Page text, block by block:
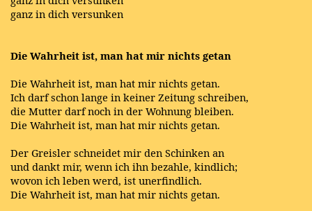
ganz in dich versunken
Die Wahrheit ist, man hat mir nichts getan
Die Wahrheit ist, man hat mir nichts getan.
Ich darf schon lange in keiner Zeitung schreiben,
die Mutter darf noch in der Wohnung bleiben.
Die Wahrheit ist, man hat mir nichts getan.
Der Greisler schneidet mir den Schinken an
und dankt mir, wenn ich ihn bezahle, kindlich;
wovon ich leben werd, ist unerfindlich.
Die Wahrheit ist, man hat mir nichts getan.